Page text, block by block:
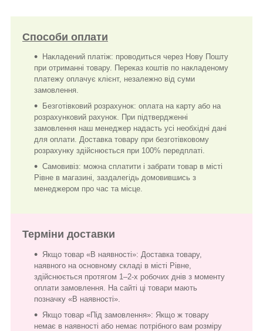
Способи оплати
Накладений платіж: проводиться через Нову Пошту
при отриманні товару. Переказ коштів по накладеному
платежу оплачує клієнт, незалежно від суми
замовлення.
Безготівковий розрахунок: оплата на карту або на
розрахунковий рахунок. При підтвердженні
замовлення наш менеджер надасть усі необхідні дані
для оплати. Доставка товару при безготівковому
розрахунку здійснюється при 100% передплаті.
Самовивіз: можна сплатити і забрати товар в місті
Рівне в магазині, заздалегідь домовившись з
менеджером про час та місце.
Терміни доставки
Якщо товар «В наявності»: Доставка товару,
наявного на основному складі в місті Рівне,
здійснюється протягом 1–2-х робочих днів з моменту
оплати замовлення. На сайті ці товари мають
позначку «В наявності».
Якщо товар «Під замовлення»: Якщо ж товару
немає в наявності або немає потрібного вам розміру